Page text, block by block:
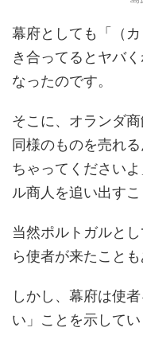
幕府としても「（
き合ってるとヤバ
なったのです。
そこに、オランダ
同様のものを売れ
ちゃってください
ル商人を追い出すこ
当然ポルトガルと
ら使者が来たことも
しかし、幕府は使
い」ことを示してい